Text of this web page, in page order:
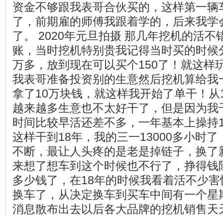
资金不够跟我表哥合伙买的，这样第一
了，前期雇的师傅我跟着学的，后来我
了。 2020年元旦拍摄 那几年挖机的活不
账，当时挖机特别贵我记得当时买的时
万多，放到现在可以买个150了！就这样
我表哥准备投资别的生意然后挖机算给我
拿了10万块钱，就这样我开始了单干！
越来越多生意也不太好干了，但是因为
时间比较早活还差不多，一年基本上操
这样干到18年，我的三一13000多小时了
不断，最让人头疼的是老是掉链子，换了
来想了想车到这个时候也不行了，挣得
多少钱了，在18年的时候我看着活不少
换车了，从决定换车到买车中间有一个星
消息散布出去以后各大品牌的挖机销售天